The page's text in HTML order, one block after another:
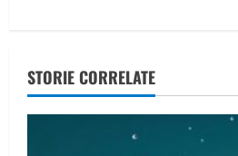
i
STORIE CORRELATE